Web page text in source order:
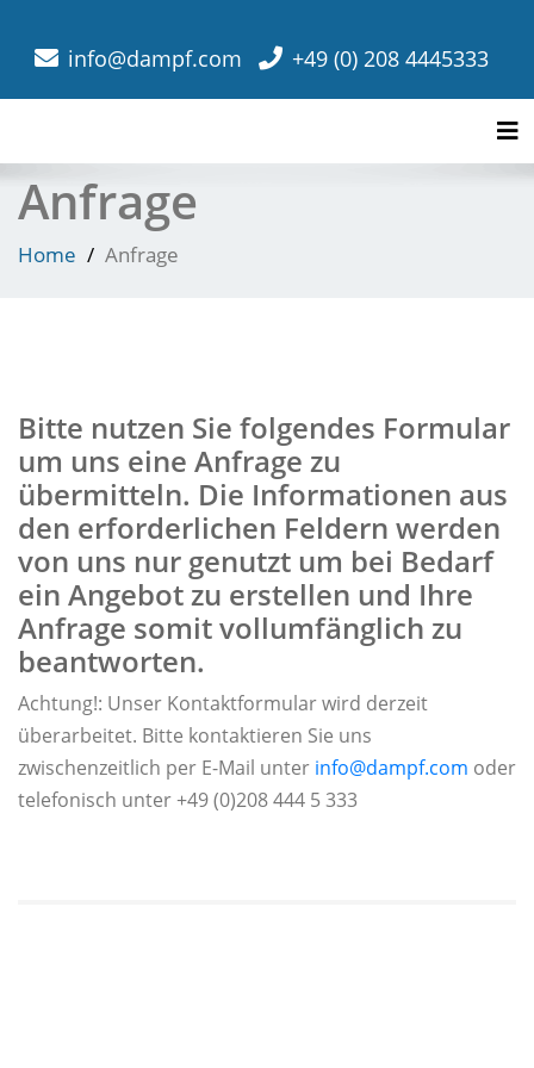
info@dampf.com +49 (0) 208 4445333
Anfrage
Home Anfrage
Bitte nutzen Sie folgendes Formular
um uns eine Anfrage zu
übermitteln. Die Informationen aus
den erforderlichen Feldern werden
von uns nur genutzt um bei Bedarf
ein Angebot zu erstellen und Ihre
Anfrage somit vollumfänglich zu
beantworten.
Achtung!: Unser Kontaktformular wird derzeit
überarbeitet. Bitte kontaktieren Sie uns
zwischenzeitlich per E-Mail unter info@dampf.com oder
telefonisch unter +49 (0)208 444 5 333